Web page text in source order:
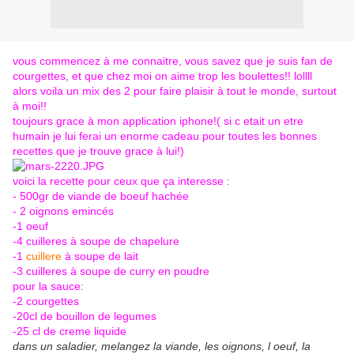
vous commencez à me connaitre, vous savez que je suis fan de
courgettes, et que chez moi on aime trop les boulettes!! lollll
alors voila un mix des 2 pour faire plaisir à tout le monde, surtout
à moi!!
toujours grace à mon application iphone!( si c etait un etre
humain je lui ferai un enorme cadeau pour toutes les bonnes
recettes que je trouve grace à lui!)
voici la recette pour ceux que ça interesse :
- 500gr de viande de boeuf hachée
- 2 oignons emincés
-1 oeuf
-4 cuilleres à soupe de chapelure
-1 cuillere à soupe de lait
-3 cuilleres à soupe de curry en poudre
pour la sauce:
-2 courgettes
-20cl de bouillon de legumes
-25 cl de creme liquide
dans un saladier, melangez la viande, les oignons, l oeuf, la